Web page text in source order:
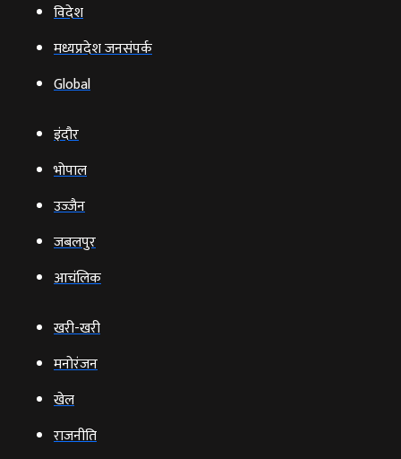
विदेश
मध्यप्रदेश जनसंपर्क
Global
इंदौर
भोपाल
उज्‍जैन
जबलपुर
आचंलिक
खरी-खरी
मनोरंजन
खेल
राजनीति